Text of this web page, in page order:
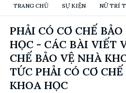
TRANG CHỦ SỰ KIỆN NỮ TRÍ
PHẢI CÓ CƠ CHẾ
HỌC - CÁC BÀI VIẾT
CHẾ BẢO VỆ NHÀ
TỨC PHẢI CÓ CƠ
KHOA HỌC